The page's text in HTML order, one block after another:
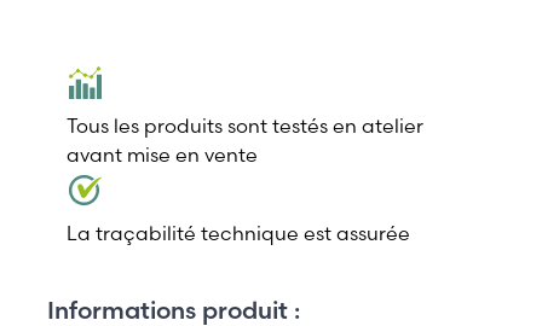
Tous les produits sont testés en atelier
avant mise en vente
La traçabilité technique est assurée
Informations produit :